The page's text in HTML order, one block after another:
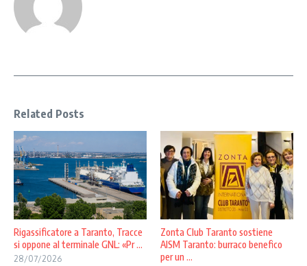
Related Posts
Rigassificatore a Taranto, Tracce
si oppone al terminale GNL: «Pr ...
28/07/2026
Zonta Club Taranto sostiene
AISM Taranto: burraco benefico
per un ...